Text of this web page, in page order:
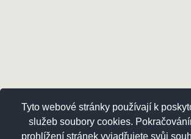
Tyto webové stránky používají k
služeb soubory cookies.
prohlížení stránek vyjadřujete svůj